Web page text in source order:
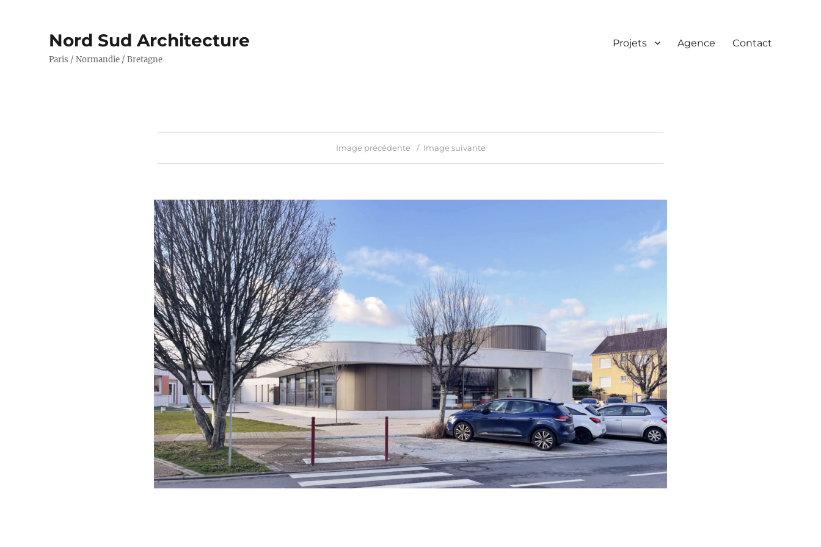
Nord Sud Architecture
Paris / Normandie / Bretagne
Projets Agence Contact
Image précédente Image suivante